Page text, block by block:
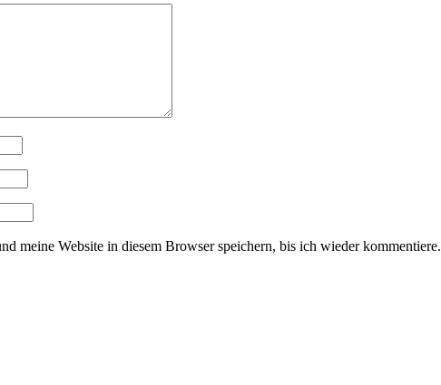
meine Website in diesem Browser speichern, bis ich wieder kommentiere.